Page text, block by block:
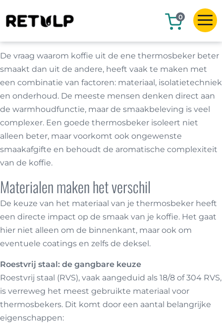
0
De vraag waarom koffie uit de ene thermosbeker beter
smaakt dan uit de andere, heeft vaak te maken met
een combinatie van factoren: materiaal, isolatietechniek
en onderhoud. De meeste mensen denken direct aan
de warmhoudfunctie, maar de smaakbeleving is veel
complexer. Een goede thermosbeker isoleert niet
alleen beter, maar voorkomt ook ongewenste
smaakafgifte en behoudt de aromatische complexiteit
van de koffie.
Materialen maken het verschil
De keuze van het materiaal van je thermosbeker heeft
een directe impact op de smaak van je koffie. Het gaat
hier niet alleen om de binnenkant, maar ook om
eventuele coatings en zelfs de deksel.
Roestvrij staal: de gangbare keuze
Roestvrij staal (RVS), vaak aangeduid als 18/8 of 304 RVS,
is verreweg het meest gebruikte materiaal voor
thermosbekers. Dit komt door een aantal belangrijke
eigenschappen: